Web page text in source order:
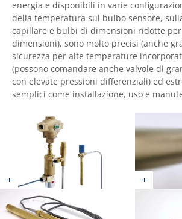
energia e disponibili in varie
della temperatura sul bulbo sensore,
capillare e bulbi di dimensioni ridotte
dimensioni), sono molto precisi (anche
sicurezza per alte temperature
(possono comandare anche valvole di
con elevate pressioni differenziali) ed
semplici come installazione, uso e